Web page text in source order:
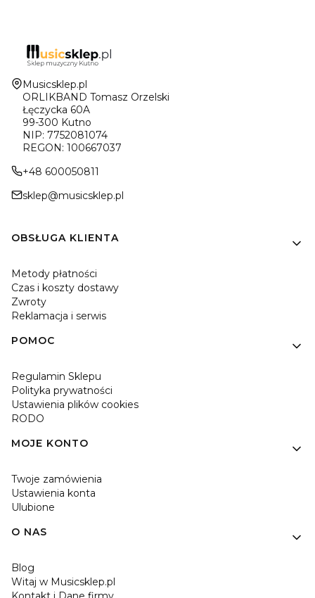
Adres:
Musicsklep.pl
ORLIKBAND Tomasz Orzelski
Łęczycka 60A
99-300 Kutno
NIP: 7752081074
REGON: 100667037
+48 600050811
sklep@musicsklep.pl
Linki w stopce
OBSŁUGA KLIENTA
Metody płatności
Czas i koszty dostawy
Zwroty
Reklamacja i serwis
POMOC
Regulamin Sklepu
Polityka prywatności
Ustawienia plików cookies
RODO
MOJE KONTO
Twoje zamówienia
Ustawienia konta
Ulubione
O NAS
Blog
Witaj w Musicsklep.pl